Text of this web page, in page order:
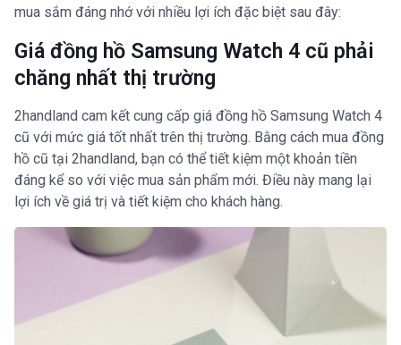
mua sắm đáng nhớ với nhiều lợi ích đặc biệt sau đây:
Giá đồng hồ Samsung Watch 4 cũ phải
chăng nhất thị trường
2handland cam kết cung cấp giá đồng hồ Samsung Watch 4
cũ với mức giá tốt nhất trên thị trường. Bằng cách mua đồng
hồ cũ tại 2handland, bạn có thể tiết kiệm một khoản tiền
đáng kể so với việc mua sản phẩm mới. Điều này mang lại
lợi ích về giá trị và tiết kiệm cho khách hàng.